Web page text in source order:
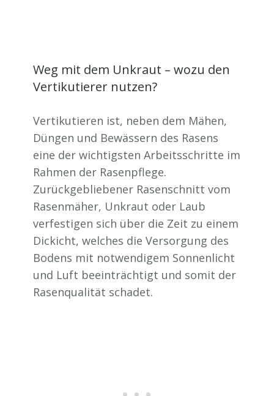
Weg mit dem Unkraut – wozu den
Vertikutierer nutzen?
Vertikutieren ist, neben dem Mähen,
Düngen und Bewässern des Rasens
eine der wichtigsten Arbeitsschritte im
Rahmen der Rasenpflege.
Zurückgebliebener Rasenschnitt vom
Rasenmäher, Unkraut oder Laub
verfestigen sich über die Zeit zu einem
Dickicht, welches die Versorgung des
Bodens mit notwendigem Sonnenlicht
und Luft beeinträchtigt und somit der
Rasenqualität schadet.